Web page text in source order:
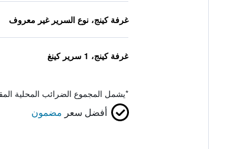
غرفة كينج، نوع السرير غير معروف
غرفة كينج، 1 سرير كينغ
*يشمل المجموع الضرائب المحلية
أفضل سعر مضمون